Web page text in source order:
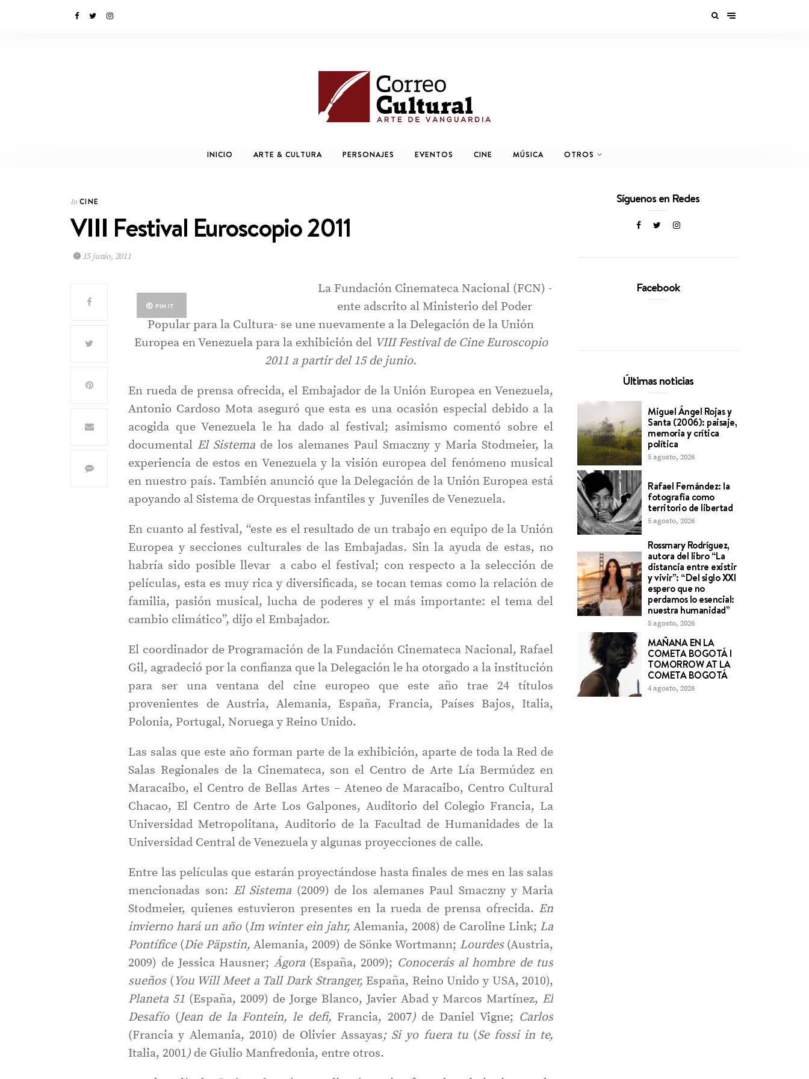
INICIO ARTE & CULTURA PERSONAJES EVENTOS CINE MÚSICA OTROS
In CINE
VIII Festival Euroscopio 2011
15 junio, 2011
PIN IT
La Fundación Cinemateca Nacional (FCN) -
ente adscrito al Ministerio del Poder
Popular para la Cultura- se une nuevamente a la Delegación de la Unión
Europea en Venezuela para la exhibición del VIII Festival de Cine Euroscopio
2011 a partir del 15 de junio.
En rueda de prensa ofrecida, el Embajador de la Unión Europea en Venezuela,
Antonio Cardoso Mota aseguró que esta es una ocasión especial debido a la
acogida que Venezuela le ha dado al festival; asimismo comentó sobre el
documental El Sistema de los alemanes Paul Smaczny y Maria Stodmeier, la
experiencia de estos en Venezuela y la visión europea del fenómeno musical
en nuestro país. También anunció que la Delegación de la Unión Europea está
apoyando al Sistema de Orquestas infantiles y Juveniles de Venezuela.
En cuanto al festival, “este es el resultado de un trabajo en equipo de la Unión
Europea y secciones culturales de las Embajadas. Sin la ayuda de estas, no
habría sido posible llevar a cabo el festival; con respecto a la selección de
películas, esta es muy rica y diversificada, se tocan temas como la relación de
familia, pasión musical, lucha de poderes y el más importante: el tema del
cambio climático”, dijo el Embajador.
El coordinador de Programación de la Fundación Cinemateca Nacional, Rafael
Gil, agradeció por la confianza que la Delegación le ha otorgado a la institución
para ser una ventana del cine europeo que este año trae 24 títulos
provenientes de Austria, Alemania, España, Francia, Países Bajos, Italia,
Polonia, Portugal, Noruega y Reino Unido.
Las salas que este año forman parte de la exhibición, aparte de toda la Red de
Salas Regionales de la Cinemateca, son el Centro de Arte Lía Bermúdez en
Maracaibo, el Centro de Bellas Artes – Ateneo de Maracaibo, Centro Cultural
Chacao, El Centro de Arte Los Galpones, Auditorio del Colegio Francia, La
Universidad Metropolitana, Auditorio de la Facultad de Humanidades de la
Universidad Central de Venezuela y algunas proyecciones de calle.
Entre las películas que estarán proyectándose hasta finales de mes en las salas
mencionadas son: El Sistema (2009) de los alemanes Paul Smaczny y Maria
Stodmeier, quienes estuvieron presentes en la rueda de prensa ofrecida. En
invierno hará un año (Im winter ein jahr,Alemania, 2008) de Caroline Link; La
Pontífice (Die Päpstin,Alemania, 2009) de Sönke Wortmann; Lourdes(Austria,
2009) de Jessica Hausner; Ágora(España, 2009); Conocerás al hombre de tus
sueños(You Will Meet a Tall Dark Stranger, España, Reino Unido y USA, 2010),
Planeta 51 (España, 2009) de Jorge Blanco, Javier Abad y Marcos Martínez, El
Desafío (Jean de la Fontein, le defi, Francia, 2007)de Daniel Vigne; Carlos
(Francia y Alemania, 2010) de Olivier Assayas; Si yo fuera tu(Se fossi in te,
Italia, 2001) de Giulio Manfredonia, entre otros.
Síguenos en Redes
Facebook
Últimas noticias
Miguel Ángel Rojas y
Santa (2006): paisaje,
memoria y crítica
política
5 agosto, 2026
Rafael Fernández: la
fotografía como
territorio de libertad
5 agosto, 2026
Rossmary Rodríguez,
autora del libro “La
distancia entre existir
y vivir”: “Del siglo XXI
espero que no
perdamos lo esencial:
nuestra humanidad”
5 agosto, 2026
MAÑANA EN LA
COMETA BOGOTÁ l
TOMORROW AT LA
COMETA BOGOTÁ
4 agosto, 2026